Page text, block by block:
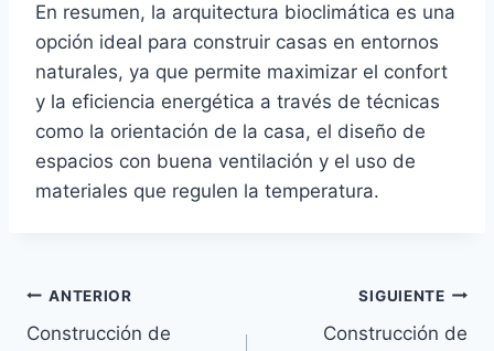
En resumen, la arquitectura bioclimática es una
opción ideal para construir casas en entornos
naturales, ya que permite maximizar el confort
y la eficiencia energética a través de técnicas
como la orientación de la casa, el diseño de
espacios con buena ventilación y el uso de
materiales que regulen la temperatura.
ANTERIOR
Construcción de
SIGUIENTE
Construcción de